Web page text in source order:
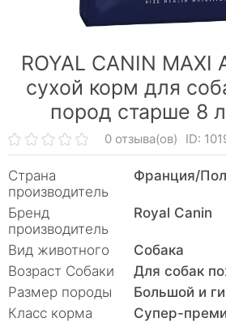
ROYAL CANIN MAXI
сухой корм для
пород старше 8
0 отзыва(ов) ID:
Страна
производитель
Франция/
Бренд
производитель
Royal Canin
Вид животного
Собака
Возраст Собаки
Для собак
Размер породы
Большой и
Класc корма
Супер-